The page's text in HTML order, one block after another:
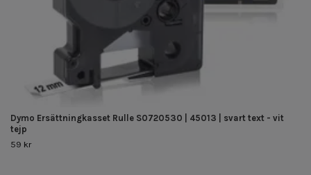
Dymo Ersättningkasset Rulle S0720530 | 45013 | svart text - vit
tejp
59 kr